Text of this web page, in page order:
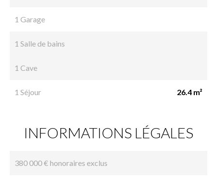
1 Garage
1 Salle de bains
1 Cave
1 Séjour 26.4 m²
INFORMATIONS LÉGALES
380 000 € honoraires exclus